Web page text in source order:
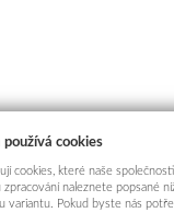
cookies
cookies, které naše
naleznete popsané
variantu. Pokud byste nás